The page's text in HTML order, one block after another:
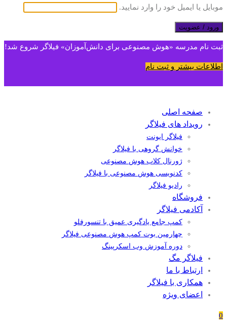
موبایل یا ایمیل خود را وارد نمایید.
ورود / عضویت
ثبت نام مدرسه «هوش مصنوعی برای دانش‌آموزان» فیلاگر شروع شد!
اطلاعات بیشتر و ثبت نام
صفحه اصلی
رویداد های فیلاگر
فیلاگر ایونت
خوانش گروهی با فیلاگر
ژورنال کلاب هوش مصنوعی
کدنویسی هوش مصنوعی با فیلاگر
رادیو فیلاگر
فروشگاه
آکادمی فیلاگر
کمپ جامع یادگیری عمیق با تنسورفلو
چهارمین بوت کمپ هوش مصنوعی فیلاگر
دوره آموزش وب اسکرپینگ
فیلاگر مگ
ارتباط با ما
همکاری با فیلاگر
اعضای ویژه
0